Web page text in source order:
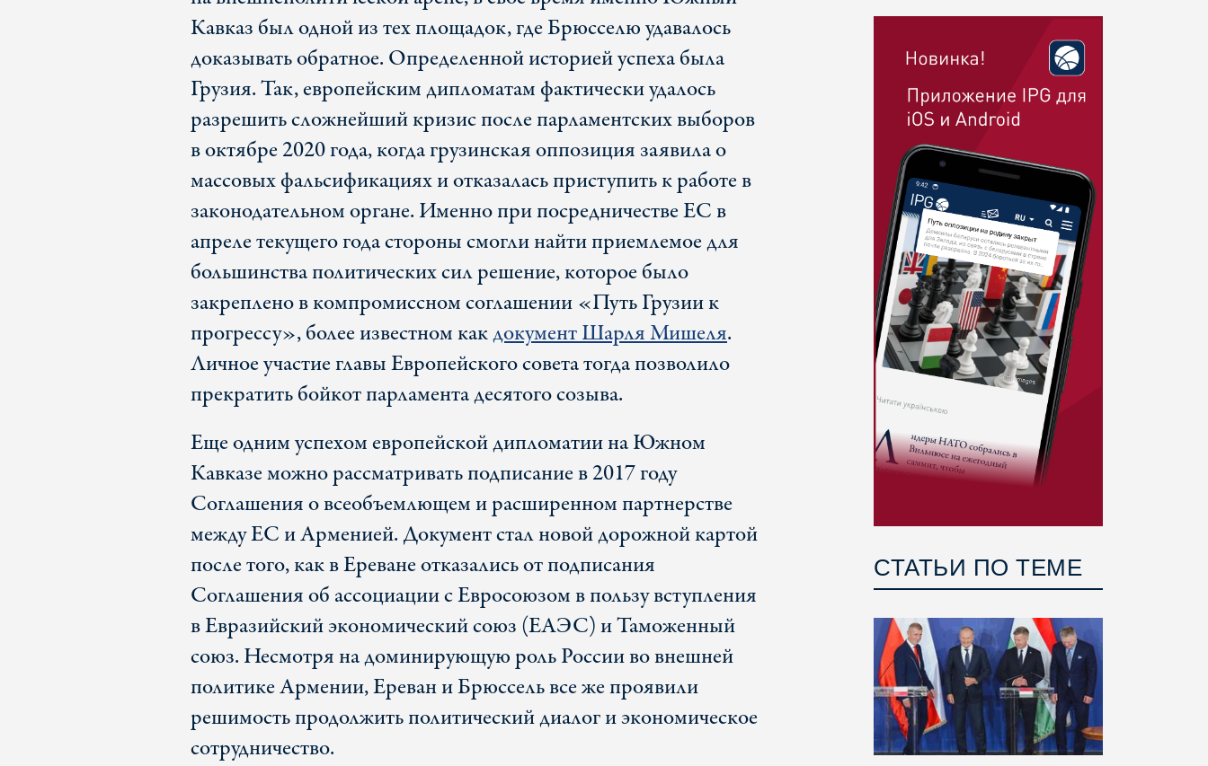
Кавказ был одной из тех площадок, где Брюсселю удавалось
доказывать обратное. Определенной историей успеха была
Грузия. Так, европейским дипломатам фактически удалось
разрешить сложнейший кризис после парламентских выборов
в октябре 2020 года, когда грузинская оппозиция заявила о
массовых фальсификациях и отказалась приступить к работе в
законодательном органе. Именно при посредничестве ЕС в
апреле текущего года стороны смогли найти приемлемое для
большинства политических сил решение, которое было
закреплено в компромиссном соглашении «Путь Грузии к
прогрессу», более известном какдокумент Шарля Мишеля.
Личное участие главы Европейского совета тогда позволило
прекратить бойкот парламента десятого созыва.
Еще одним успехом европейской дипломатии на Южном
Кавказе можно рассматривать подписание в 2017 году
Соглашения о всеобъемлющем и расширенном партнерстве
между ЕС и Арменией. Документ стал новой дорожной картой
после того, как в Ереване отказались от подписания
Соглашения об ассоциации с Евросоюзом в пользу вступления
в Евразийский экономический союз (ЕАЭС) и Таможенный
союз. Несмотря на доминирующую роль России во внешней
политике Армении, Ереван и Брюссель все же проявили
решимость продолжить политический диалог и экономическое
сотрудничество.
СТАТЬИ ПО ТЕМЕ